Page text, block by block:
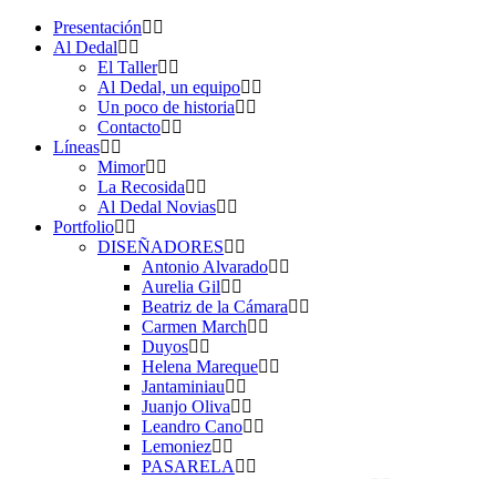
Presentación
Al Dedal
El Taller
Al Dedal, un equipo
Un poco de historia
Contacto
Líneas
Mimor
La Recosida
Al Dedal Novias
Portfolio
DISEÑADORES
Antonio Alvarado
Aurelia Gil
Beatriz de la Cámara
Carmen March
Duyos
Helena Mareque
Jantaminiau
Juanjo Oliva
Leandro Cano
Lemoniez
PASARELA